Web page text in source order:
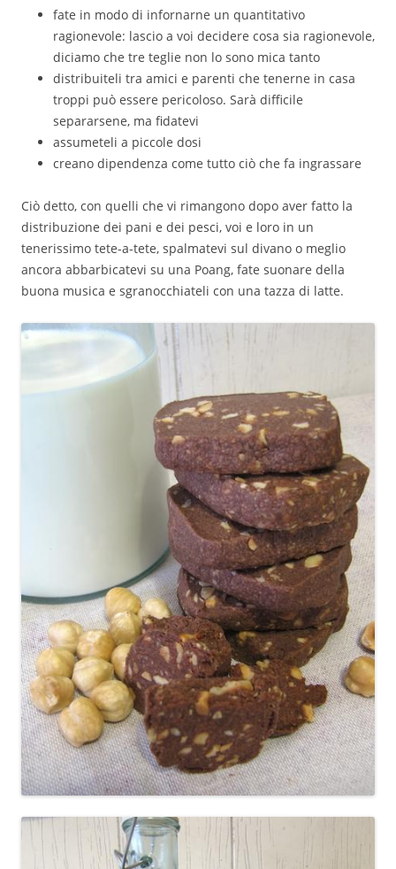
fate in modo di infornarne un quantitativo
ragionevole: lascio a voi decidere cosa sia ragionevole,
diciamo che tre teglie non lo sono mica tanto
distribuiteli tra amici e parenti che tenerne in casa
troppi può essere pericoloso. Sarà difficile
separarsene, ma fidatevi
assumeteli a piccole dosi
creano dipendenza come tutto ciò che fa ingrassare
Ciò detto, con quelli che vi rimangono dopo aver fatto la
distribuzione dei pani e dei pesci, voi e loro in un
tenerissimo tete-a-tete, spalmatevi sul divano o meglio
ancora abbarbicatevi su una Poang, fate suonare della
buona musica e sgranocchiateli con una tazza di latte.